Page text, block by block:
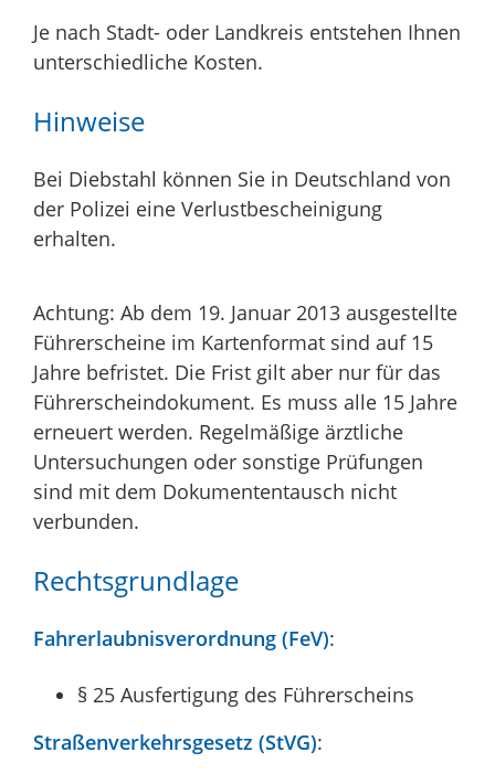
Je nach Stadt- oder Landkreis entstehen Ihnen
unterschiedliche Kosten.
Hinweise
Bei Diebstahl können Sie in Deutschland von
der Polizei eine Verlustbescheinigung
erhalten.
Achtung: Ab dem 19. Januar 2013 ausgestellte
Führerscheine im Kartenformat sind auf 15
Jahre befristet. Die Frist gilt aber nur für das
Führerscheindokument. Es muss alle 15 Jahre
erneuert werden. Regelmäßige ärztliche
Untersuchungen oder sonstige Prüfungen
sind mit dem Dokumententausch nicht
verbunden.
Rechtsgrundlage
Fahrerlaubnisverordnung (FeV):
§ 25 Ausfertigung des Führerscheins
Straßenverkehrsgesetz (StVG):